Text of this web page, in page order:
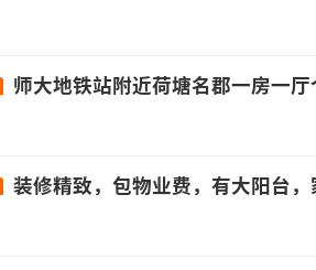
师大地铁站附近荷塘名郡一房一
装修精致，包物业费，有大阳台